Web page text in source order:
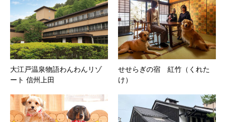
大江戸温泉物語わんわんリゾ
ート 信州上田
せせらぎの宿 紅竹（くれた
け）